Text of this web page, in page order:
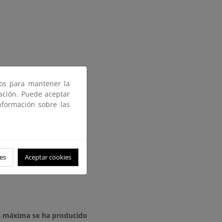
máxima se ha producido
para mantener la
Puede aceptar
sobre las
Aceptar cookies